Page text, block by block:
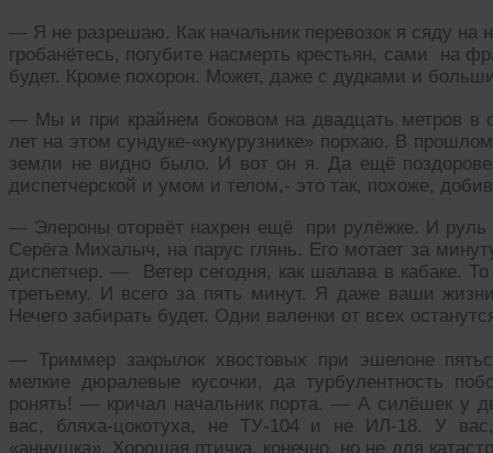
— Я не разрешаю. Как начальник перевозок я сяду
гробанётесь, погубите насмерть крестьян, сами на
будет. Кроме похорон. Может, даже с дудками и
— Мы и при крайнем боковом на двадцать метров в
лет на этом сундуке-«кукурузнике» порхаю. В
земли не видно было. И вот он я. Да ещё
диспетчерской и умом и телом,- это так, похоже,
— Элероны оторвёт нахрен ещё при рулёжке. И руль
Серёга Михалыч, на парус глянь. Его мотает за
диспетчер. — Ветер сегодня, как шалава в кабаке.
третьему. И всего за пять минут. Я даже ваши
Нечего забирать будет. Одни валенки от всех
— Триммер закрылок хвостовых при эшелоне
мелкие дюралевые кусочки, да турбулентность
ронять! — кричал начальник порта. — А силёшек у
вас, бляха-цокотуха, не ТУ-104 и не ИЛ-18. У
«аннушка». Хорошая птичка, конечно, но не для